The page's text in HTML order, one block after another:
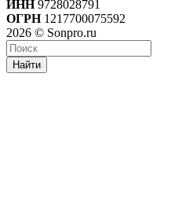
ИНН9728028791
ОГРН1217700075592
2026 © Sonpro.ru
Найти